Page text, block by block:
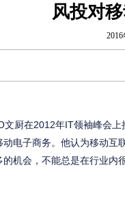
风投对
文厨在2012年IT领袖峰会
动电子商务。他认为移动互
机会，不能总是在行业内